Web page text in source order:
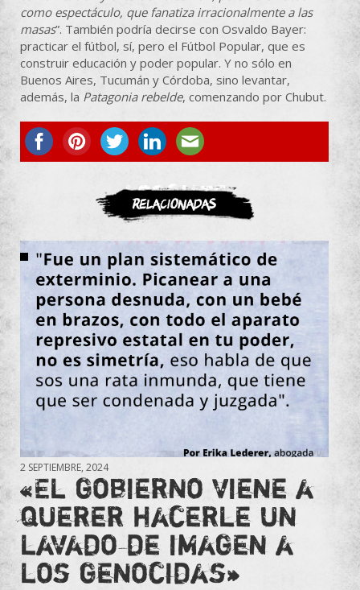
como espectáculo, que fanatiza irracionalmente a las
masas”. También podría decirse con Osvaldo Bayer:
practicar el fútbol, sí, pero el Fútbol Popular, que es
construir educación y poder popular. Y no sólo en
Buenos Aires, Tucumán y Córdoba, sino levantar,
además, la Patagonia rebelde, comenzando por Chubut.
ASOCIATE
Relacionadas
2 SEPTIEMBRE, 2024
«El gobierno viene a
querer hacerle un
lavado de imagen a
los genocidas»